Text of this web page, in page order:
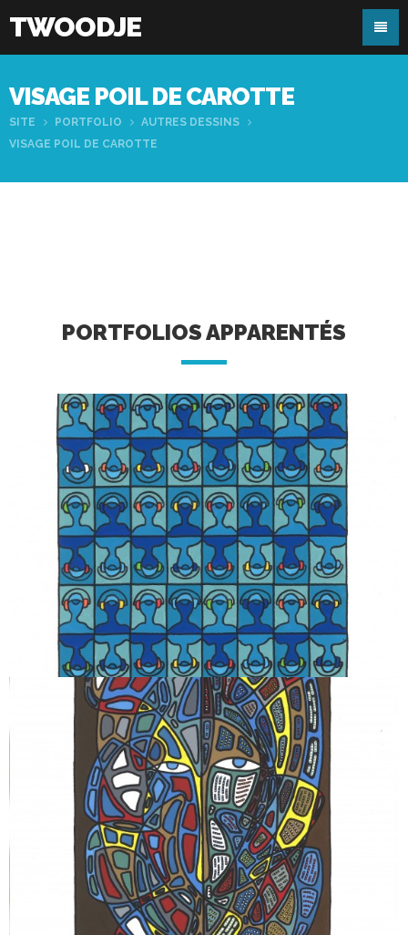
TWOODJE
VISAGE POIL DE CAROTTE
SITE PORTFOLIO
AUTRES DESSINS
VISAGE POIL DE CAROTTE
PORTFOLIOS APPARENTÉS